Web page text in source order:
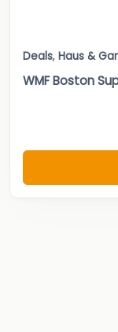
Deals, Haus &
WMF Boston